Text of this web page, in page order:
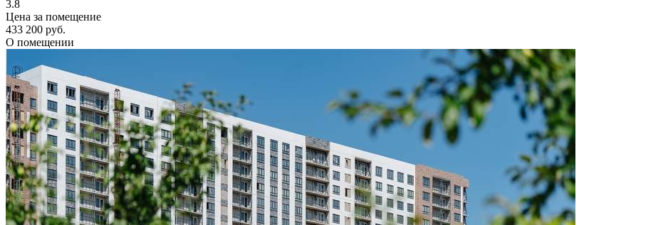
3.8
Цена за помещение
433 200 руб.
О помещении